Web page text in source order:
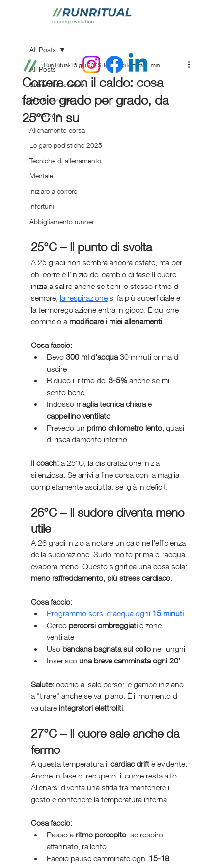
All Posts
Storie di successo
Alimentazione
Psicologia
Allenamento corsa
Le gare podistiche 2025
Tecniche di allenamento
Mentale
Iniziare a correre
Infortuni
Abbigliamento runner
All Posts
Correre con il caldo: cosa
faccio grado per grado, da
25°C in su
Run Ritual 13 giu 2025 Tempo di lettura: 4 min
25°C – Il punto di svolta
A 25 gradi non sembra ancora estate, ma per
chi corre è l’inizio del cambio di fase.Il cuore
inizia a salire anche se tieni lo stesso ritmo di
sempre, la respirazione si fa più superficiale e
la termoregolazione entra in gioco. È qui che
comincio a modificare i miei allenamenti.
Cosa faccio:
Bevo 300 ml d’acqua 30 minuti prima di
uscire
Riduco il ritmo del 3-5% anche se mi
sento bene
Indosso maglia tecnica chiara e
cappellino ventilato
Prevedo un primo chilometro lento, quasi
di riscaldamento interno
Il coach: a 25°C, la disidratazione inizia
silenziosa. Se arrivi a fine corsa con la maglia
completamente asciutta, sei già in deficit.
26°C – Il sudore diventa meno
utile
A 26 gradi inizio a notare un calo nell’efficienza
della sudorazione. Sudo molto prima e l’acqua
evapora meno. Questo significa una cosa sola:
meno raffreddamento, più stress cardiaco.
Cosa faccio:
Programmo sorsi d’acqua ogni 15 minuti
Cerco percorsi ombreggiati e zone
ventilate
Uso bandana bagnata sul collo nei lunghi
Inserisco una breve camminata ogni 20’
Salute: occhio al sale perso: le gambe iniziano
a "tirare" anche se vai piano. È il momento di
valutare integratori elettroliti.
27°C – Il cuore sale anche da
fermo
A questa temperatura il cardiac drift è evidente.
Anche in fase di recupero, il cuore resta alto.
Allenarsi diventa una sfida tra mantenere il
gesto e contenere la temperatura interna.
Cosa faccio:
Passo a ritmo percepito: se respiro
affannato, rallento
Faccio pause camminate ogni 15-18